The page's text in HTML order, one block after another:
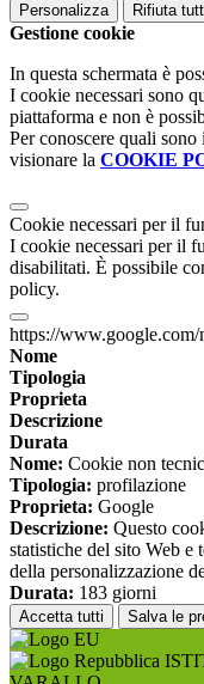
Personalizza Rifiuta
Gestione cookie
In questa schermata è
I cookie necessari sono
piattaforma e non è
Per conoscere quali
visionare la COOKIE
Cookie necessari per il
I cookie necessari per il
disabilitati. È possibile
policy.
https://www.google.com/
Nome
Tipologia
Proprieta
Descrizione
Durata
Nome: Cookie non
Tipologia: profilazione
Proprieta: Google
Descrizione: Questo
statistiche del sito Web e
della personalizzazione
Durata: 183 giorni
Accetta tutti Salva le